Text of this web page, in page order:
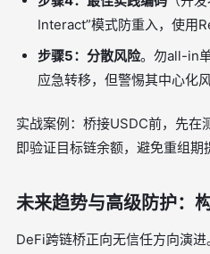
Interact”模式防重入，使用
步骤5：分散风险。勿all-in
应急转移，但警惕其中心化
实战案例：桥接USDC前，先在
即验证目标链余额，避免重组期
未来趋势与高级防护：
DeFi跨链桥正向无信任方向演